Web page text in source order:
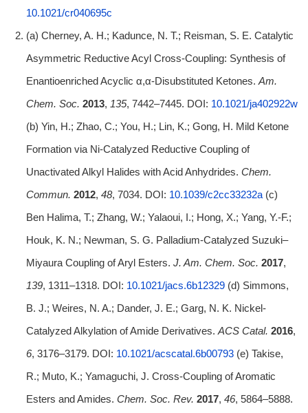
10.1021/cr040695c
(a) Cherney, A. H.; Kadunce, N. T.; Reisman, S. E. Catalytic
Asymmetric Reductive Acyl Cross-Coupling: Synthesis of
Enantioenriched Acyclic α,α-Disubstituted Ketones. Am.
Chem. Soc. 2013, 135, 7442–7445. DOI: 10.1021/ja402922w
(b) Yin, H.; Zhao, C.; You, H.; Lin, K.; Gong, H. Mild Ketone
Formation via Ni-Catalyzed Reductive Coupling of
Unactivated Alkyl Halides with Acid Anhydrides. Chem.
Commun. 2012, 48, 7034. DOI: 10.1039/c2cc33232a(c)
Ben Halima, T.; Zhang, W.; Yalaoui, I.; Hong, X.; Yang, Y.-F.;
Houk, K. N.; Newman, S. G. Palladium-Catalyzed Suzuki–
Miyaura Coupling of Aryl Esters. J. Am. Chem. Soc. 2017,
139, 1311–1318. DOI: 10.1021/jacs.6b12329(d) Simmons,
B. J.; Weires, N. A.; Dander, J. E.; Garg, N. K. Nickel-
Catalyzed Alkylation of Amide Derivatives. ACS Catal. 2016,
6, 3176–3179. DOI: 10.1021/acscatal.6b00793(e) Takise,
R.; Muto, K.; Yamaguchi, J. Cross-Coupling of Aromatic
Esters and Amides. Chem. Soc. Rev. 2017, 46, 5864–5888.